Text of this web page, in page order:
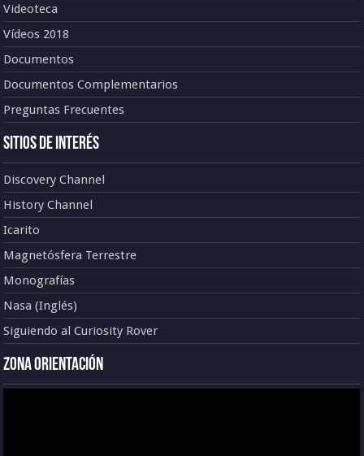
Videoteca
Vídeos 2018
Documentos
Documentos Complementarios
Preguntas Frecuentes
Sitios de Interés
Discovery Channel
History Channel
Icarito
Magnetósfera Terrestre
Monografías
Nasa (Inglés)
Siguiendo al Curiosity Rover
Zona Orientación